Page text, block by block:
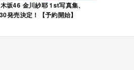
坂46 金川紗耶 1st写真集、
発売決定！【予約開始】